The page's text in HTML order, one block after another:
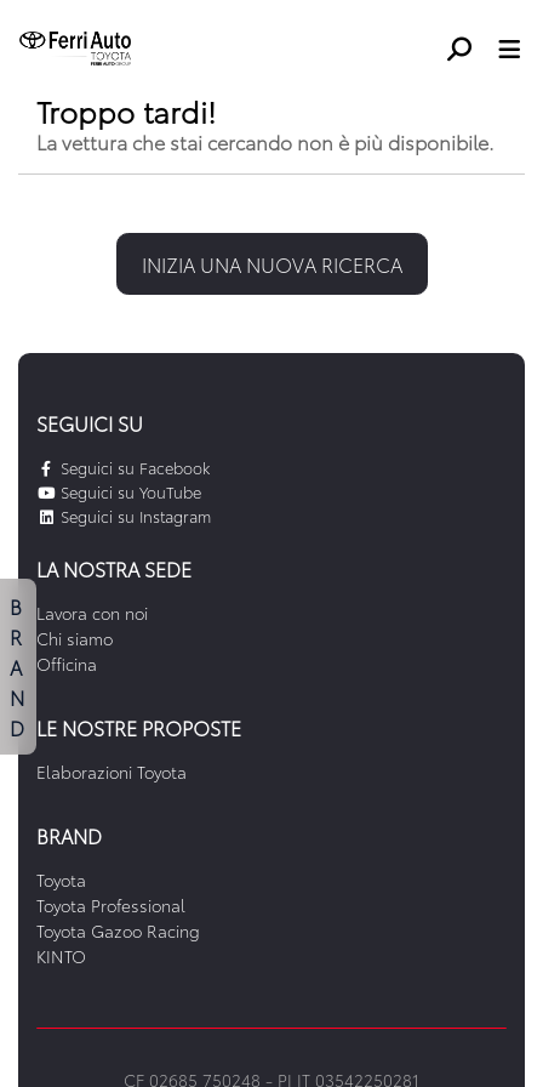
Troppo tardi!
La vettura che stai cercando non è più disponibile.
INIZIA UNA NUOVA RICERCA
SEGUICI SU
Seguici su Facebook
Seguici su YouTube
Seguici su Instagram
LA NOSTRA SEDE
Lavora con noi
Chi siamo
Officina
LE NOSTRE PROPOSTE
Elaborazioni Toyota
BRAND
Toyota
Toyota Professional
Toyota Gazoo Racing
KINTO
CF 02685 750248 - PI IT 03542250281
B
R
A
N
D